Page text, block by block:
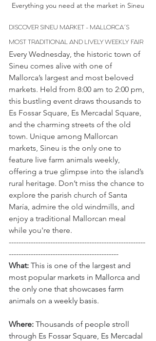
Everything you need at the market in Sineu
DISCOVER SINEU MARKET - MALLORCA´S
MOST TRADITIONAL AND LIVELY WEEKLY FAIR
Every Wednesday, the historic town of
Sineu comes alive with one of
Mallorca’s largest and most beloved
markets. Held from 8:00 am to 2:00 pm,
this bustling event draws thousands to
Es Fossar Square, Es Mercadal Square,
and the charming streets of the old
town. Unique among Mallorcan
markets, Sineu is the only one to
feature live farm animals weekly,
offering a true glimpse into the island’s
rural heritage. Don’t miss the chance to
explore the parish church of Santa
María, admire the old windmills, and
enjoy a traditional Mallorcan meal
while you're there.
--------------------------------------------------------
---------------------------------------------
What: This is one of the largest and
most popular markets in Mallorca and
the only one that showcases farm
animals on a weekly basis.
Where: Thousands of people stroll
through Es Fossar Square, Es Mercadal